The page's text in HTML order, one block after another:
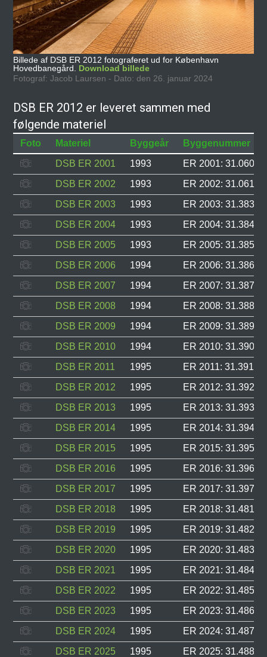
Billede af DSB ER 2012 fotograferet ud for København
Hovedbanegård. Download billede
Fotograf: Jacob Laursen - Dato: den 26. januar 2024
DSB ER 2012 er leveret sammen med
følgende materiel
Foto Materiel Byggeår
Byggenummer
DSB ER 2001
1993
ER 2001: 31.060,
DSB ER 2002
1993
ER 2002: 31.061,
DSB ER 2003
1993
ER 2003: 31.383,
DSB ER 2004
1993
ER 2004: 31.384,
DSB ER 2005
1993
ER 2005: 31.385,
DSB ER 2006
1994
ER 2006: 31.386,
DSB ER 2007
1994
ER 2007: 31.387,
DSB ER 2008
1994
ER 2008: 31.388,
DSB ER 2009
1994
ER 2009: 31.389,
DSB ER 2010
1994
ER 2010: 31.390,
DSB ER 2011
1995
ER 2011: 31.391,
DSB ER 2012
1995
ER 2012: 31.392,
DSB ER 2013
1995
ER 2013: 31.393,
DSB ER 2014
1995
ER 2014: 31.394,
DSB ER 2015
1995
ER 2015: 31.395,
DSB ER 2016
1995
ER 2016: 31.396,
DSB ER 2017
1995
ER 2017: 31.397,
DSB ER 2018
1995
ER 2018: 31.481,
DSB ER 2019
1995
ER 2019: 31.482,
DSB ER 2020
1995
ER 2020: 31.483,
DSB ER 2021
1995
ER 2021: 31.484,
DSB ER 2022
1995
ER 2022: 31.485,
DSB ER 2023
1995
ER 2023: 31.486,
DSB ER 2024
1995
ER 2024: 31.487,
DSB ER 2025
1995
ER 2025: 31.488,